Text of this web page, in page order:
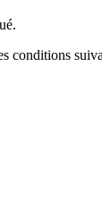
conditions